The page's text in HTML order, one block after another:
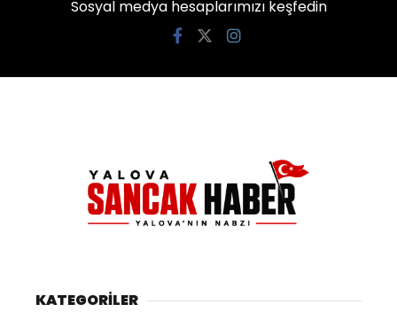
Sosyal medya hesaplarımızı keşfedin
KATEGORİLER